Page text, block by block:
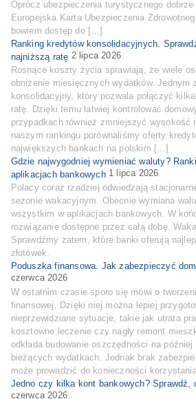
Oprócz ubezpieczenia turystycznego
Europejska Karta Ubezpieczenia
bowiem dostęp do […]
Ranking kredytów konsolidacyjnych.
najniższą ratę 2 lipca 2026
Rosnące koszty życia sprawiają, że wiele
obniżenie miesięcznych wydatków. Jednym
konsolidacyjny, który pozwala połączyć
ratę. Dzięki temu łatwiej kontrolować
przypadkach również zmniejszyć wysokość
naszym rankingu porównaliśmy oferty
największych bankach na polskim […]
Gdzie najwygodniej wymieniać waluty?
aplikacjach bankowych 1 lipca 2026
Polacy coraz rzadziej odwiedzają
sezonie wakacyjnym. Obecnie wymiana
wszystkim w aplikacjach bankowych. W
rozwiązanie dostępne przez całą dobę.
Sprawdźmy zatem, które banki oferują
złotówek.
Poduszka finansowa. Jak zabezpieczyć
czerwca 2026
W ostatnim czasie sporo się mówi o
finansowej. Dzięki niej można lepiej
nieprzewidziane sytuacje, takie jak utrata
kosztowne leczenie czy nagły remont
odkłada budowanie oszczędności na
bieżących wydatkach. Jednak brak
może prowadzić do konieczności
Jedno czy kilka kont bankowych? Sprawdź,
czerwca 2026